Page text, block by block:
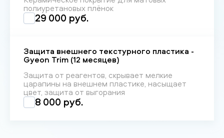
полиуретановых плёнок
29 000 руб.
Защита внешнего текстурного пластика -
Gyeon Trim (12 месяцев)
Защита от реагентов, скрывает мелкие
царапины на внешнем пластике, насыщает
цвет, защита от выгорания
8 000 руб.